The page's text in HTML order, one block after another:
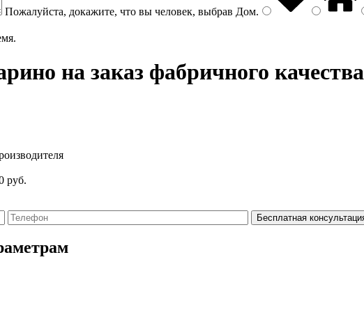
Пожалуйста, докажите, что вы человек, выбрав Дом.
на заказ фабричного качества
руб.